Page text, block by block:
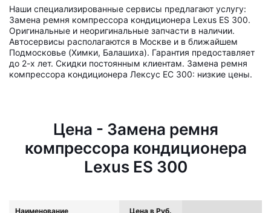
Наши специализированные сервисы предлагают услугу:
Замена ремня компрессора кондиционера Lexus ES 300.
Оригинальные и неоригинальные запчасти в наличии.
Автосервисы располагаются в Москве и в ближайшем
Подмосковье (Химки, Балашиха). Гарантия предоставляет
до 2-х лет. Скидки постоянным клиентам. Замена ремня
компрессора кондиционера Лексус ЕС 300: низкие цены.
Цена - Замена ремня
компрессора кондиционера
Lexus ES 300
Наименование Цена в Руб.